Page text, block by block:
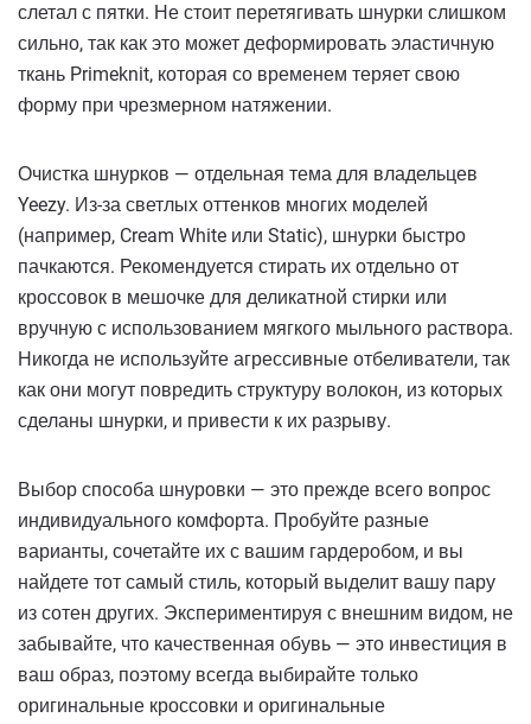
слетал с пятки. Не стоит перетягивать шнурки слишком
сильно, так как это может деформировать эластичную
ткань Primeknit, которая со временем теряет свою
форму при чрезмерном натяжении.
Очистка шнурков — отдельная тема для владельцев
Yeezy. Из-за светлых оттенков многих моделей
(например, Cream White или Static), шнурки быстро
пачкаются. Рекомендуется стирать их отдельно от
кроссовок в мешочке для деликатной стирки или
вручную с использованием мягкого мыльного раствора.
Никогда не используйте агрессивные отбеливатели, так
как они могут повредить структуру волокон, из которых
сделаны шнурки, и привести к их разрыву.
Выбор способа шнуровки — это прежде всего вопрос
индивидуального комфорта. Пробуйте разные
варианты, сочетайте их с вашим гардеробом, и вы
найдете тот самый стиль, который выделит вашу пару
из сотен других. Экспериментируя с внешним видом, не
забывайте, что качественная обувь — это инвестиция в
ваш образ, поэтому всегда выбирайте только
оригинальные кроссовки и оригинальные